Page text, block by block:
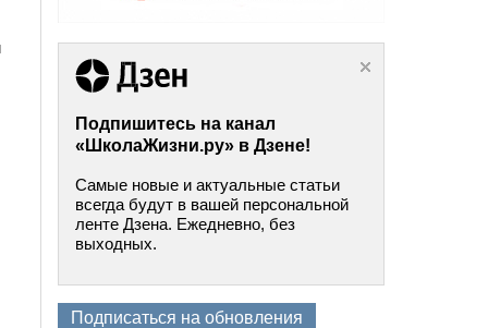
Подпишитесь на канал
«ШколаЖизни.ру» в Дзене!
Самые новые и актуальные статьи
всегда будут в вашей персональной
ленте Дзена. Ежедневно, без
выходных.
Подписаться на обновления